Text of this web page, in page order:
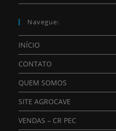
Navegue:
INÍCIO
CONTATO
QUEM SOMOS
SITE AGROCAVE
VENDAS – CR PEC